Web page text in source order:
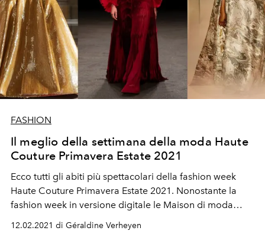
FASHION
Il meglio della settimana della moda Haute
Couture Primavera Estate 2021
Ecco tutti gli abiti più spettacolari della fashion week
Haute Couture Primavera Estate 2021. Nonostante la
fashion week in versione digitale le Maison di moda
hanno svelato creazioni eccezionali. Ecco i migliori look
12.02.2021 di Géraldine Verheyen